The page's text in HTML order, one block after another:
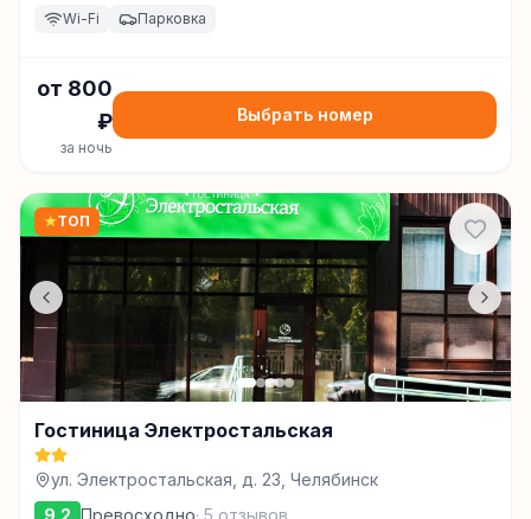
Wi-Fi Парковка
от 800
₽
за ночь
Выбрать номер
★ТОП
Гостиница Электростальская
ул. Электростальская, д. 23, Челябинск
9.2 Превосходно· 5 отзывов